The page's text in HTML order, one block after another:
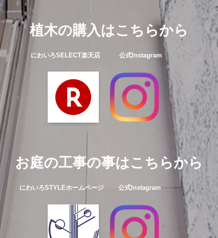
植木の購入はこちらから
にわいろSELECT楽天店 公式Instagram
お庭の工事の事はこちらから
にわいろSTYLEホームページ 公式Instagram